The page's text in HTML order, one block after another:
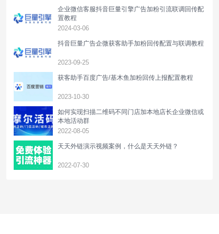
企业微信客服抖音巨量引擎广告加粉引流联调回传配
置教程
2024-03-06
抖音巨量广告企微获客助手加粉回传配置与联调教程
2023-09-25
获客助手百度广告/基木鱼加粉回传上报配置教程
2023-10-30
如何实现扫描二维码不同门店加本地店长企业微信或
本地活动群
2022-08-05
天天外链演示视频案例，什么是天天外链？
2022-07-30